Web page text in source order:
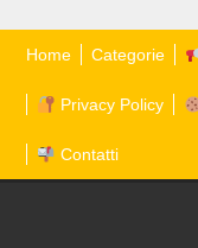
Home Categorie
Privacy Policy
Contatti